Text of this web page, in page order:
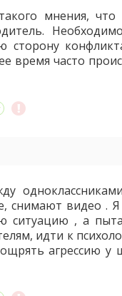
мнения,
сторону
время часто
снимают видео .
ситуацию , а
идти к
агрессию